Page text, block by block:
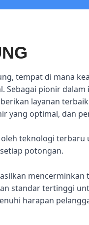
tempat di mana
Sebagai pionir
layanan
yang optimal, dan
teknologi terbaru
potongan.
mencerminkan
standar tertinggi
harapan